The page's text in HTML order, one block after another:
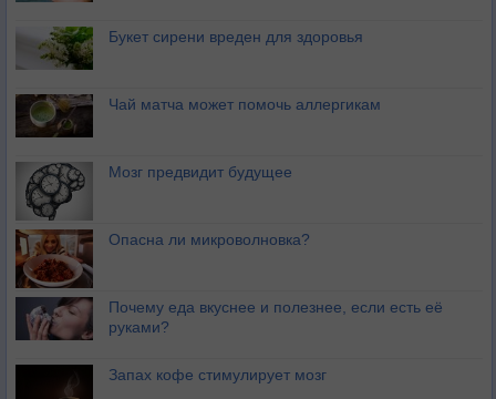
Букет сирени вреден для здоровья
Чай матча может помочь аллергикам
Мозг предвидит будущее
Опасна ли микроволновка?
Почему еда вкуснее и полезнее, если есть её
руками?
Запах кофе стимулирует мозг